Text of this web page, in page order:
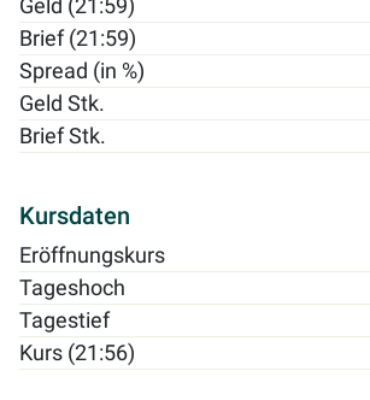
Geld (21:59)
Brief (21:59)
Spread (in %)
Geld Stk.
Brief Stk.
Kursdaten
Eröffnungskurs
Tageshoch
Tagestief
Kurs (21:56)